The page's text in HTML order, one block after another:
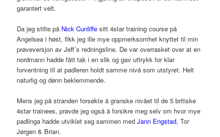
garantert velt.
Da jeg stilte på Nick Cunliffe sitt 4star training course på
Angelsea i høst, fikk jeg ille mye oppmerksomhet knyttet til min
prøveversjon av Jeff´s redningsline. De var overrasket over at en
nordmann hadde fått tak i en slik og gav uttrykk for klar
forventning til at padleren holdt samme nivå som utstyret. Helt
naturlig og dønn beklemmende.
Mens jeg på stranden forsøkte å granske nivået til de 5 britiske
4star trainees, prøvde jeg også å forsikre meg selv om hvor mye
padlinga hadde utviklet seg sammen medJann Engstad, Tor
Jørgen & Brian.